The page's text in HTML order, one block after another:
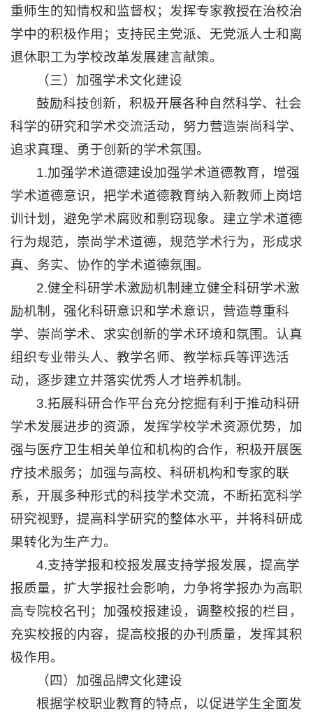
重师生的知情权和监督权；发挥专家教授在治校治
学中的积极作用；支持民主党派、无党派人士和离
退休职工为学校改革发展建言献策。
（三）加强学术文化建设
鼓励科技创新，积极开展各种自然科学、社会
科学的研究和学术交流活动，努力营造崇尚科学、
追求真理、勇于创新的学术氛围。
1.加强学术道德建设加强学术道德教育，增强
学术道德意识，把学术道德教育纳入新教师上岗培
训计划，避免学术腐败和剽窃现象。建立学术道德
行为规范，崇尚学术道德，规范学术行为，形成求
真、务实、协作的学术道德氛围。
2.健全科研学术激励机制建立健全科研学术激
励机制，强化科研意识和学术意识，营造尊重科
学、崇尚学术、求实创新的学术环境和氛围。认真
组织专业带头人、教学名师、教学标兵等评选活
动，逐步建立并落实优秀人才培养机制。
3.拓展科研合作平台充分挖掘有利于推动科研
学术发展进步的资源，发挥学校学术资源优势，加
强与医疗卫生相关单位和机构的合作，积极开展医
疗技术服务；加强与高校、科研机构和专家的联
系，开展多种形式的科技学术交流，不断拓宽科学
研究视野，提高科学研究的整体水平，并将科研成
果转化为生产力。
4.支持学报和校报发展支持学报发展，提高学
报质量，扩大学报社会影响，力争将学报办为高职
高专院校名刊；加强校报建设，调整校报的栏目，
充实校报的内容，提高校报的办刊质量，发挥其积
极作用。
（四）加强品牌文化建设
根据学校职业教育的特点，以促进学生全面发